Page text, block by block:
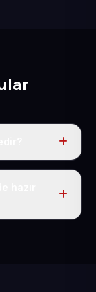
bedele alan